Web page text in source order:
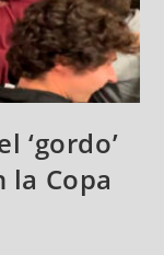
‘gordo’
la Copa